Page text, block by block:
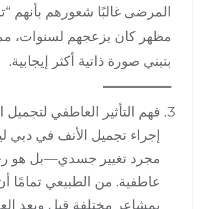
المرضى غالبًا شعورهم بأنهم
مظهر كان يزعجهم لسنوات،
بتبني صورة ذاتية أكثر إيجابية.
فهم التأثير العاطفي لتجميل
إجراء تجميل الأنف في دبي
مجرد تغيير جسدي—بل هو
عاطفية. من الطبيعي تمامًا
بمشاعر مختلفة قبل وبعد